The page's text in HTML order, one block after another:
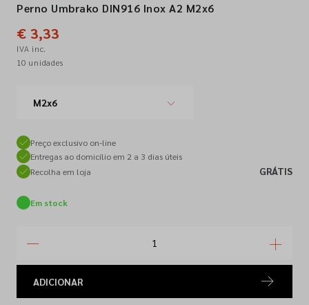
Siga-nos nas redes sociais
Perno Umbrako DIN916 Inox A2 M2x6
€ 3,33
IVA inc.
10 unidades
M2x6
Preço exclusivo on-line
Entregas ao domicílio em 2 a 3 dias úteis
Recolha em loja
GRÁTIS
Em stock
ADICIONAR